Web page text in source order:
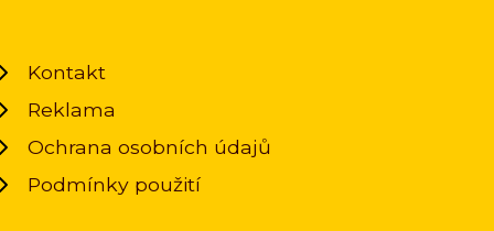
Kontakt
Reklama
Ochrana osobních údajů
Podmínky použití